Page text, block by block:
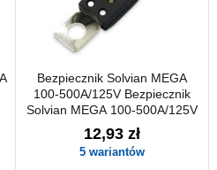
Bezpiecznik Solvian MEGA
100-500A/125V Bezpiecznik
Solvian MEGA 100-500A/125V
12,93 zł
5 wariantów